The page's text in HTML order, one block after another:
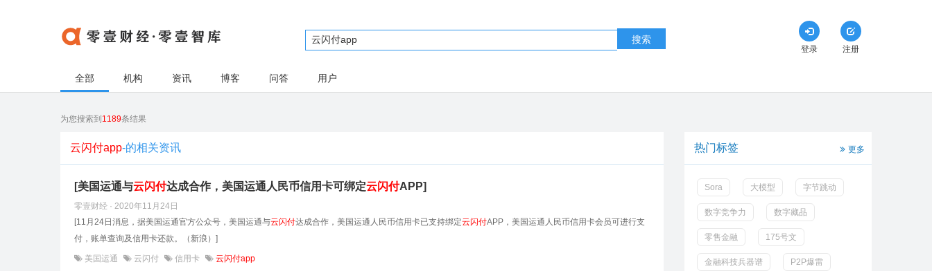
搜索
登录 注册
全部 机构 资讯 博客 问答 用户
为您搜索到 1189条结果
云闪付app-的相关资讯
[美国运通与云闪付达成合作，美国运通人民币信用卡可绑定云闪付APP]
零壹财经 · 2020年11月24日
[11月24日消息，据美国运通官方公众号，美国运通与云闪付达成合作，美国运通人民币信用卡已支持绑定云闪付APP，美国运通人民币信用卡会员可进行支
付，账单查询及信用卡还款。（新浪）]
美国运通 云闪付 信用卡 云闪付app
热门标签 更多
Sora 大模型 字节跳动
数字竞争力 数字藏品
零售金融 175号文
金融科技兵器谱 P2P爆雷